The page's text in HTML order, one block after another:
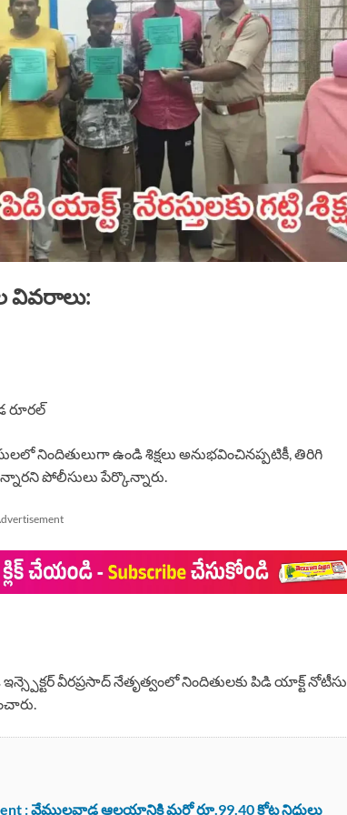
వివరాలు:
రూరల్
నిందితులుగా ఉండి శిక్షలు అనుభవించినప్పటికీ, తిరిగి
పోలీసులు పేర్కొన్నారు.
వీరప్రసాద్ నేతృత్వంలో నిందితులకు పిడి యాక్ట్‌
: వేములవాడ ఆలయానికి మరో రూ.99.40 కోట్ల నిధులు